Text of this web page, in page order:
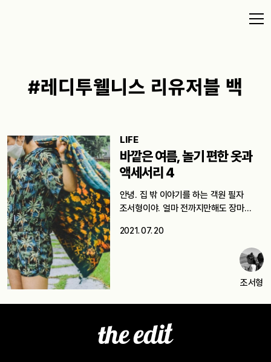
#레디투웰니스 리유저블 백
LIFE
바깥은 여름, 놀기 편한 옷과
액세서리 4
안녕. 집 밖 이야기를 하는 객원 필자
조서형이야. 얼마 전까지만해도 장마
2021. 07. 20
조서형